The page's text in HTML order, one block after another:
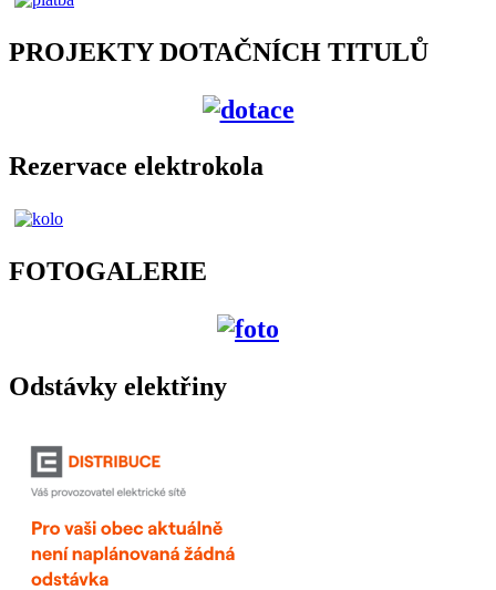
PROJEKTY DOTAČNÍCH TITULŮ
Rezervace elektrokola
FOTOGALERIE
Odstávky elektřiny